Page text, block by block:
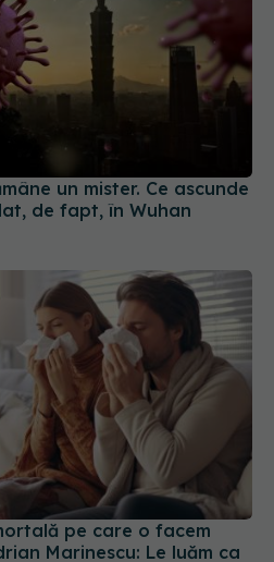
un mister. Ce ascunde
de fapt, în Wuhan
Marinescu: Le luăm ca